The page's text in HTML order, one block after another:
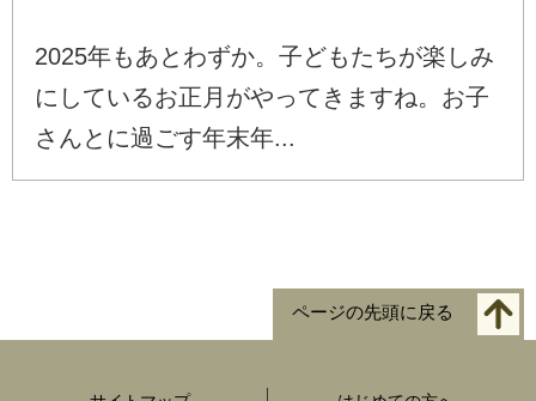
2025年もあとわずか。子どもたちが楽しみ
にしているお正月がやってきますね。お子
さんとに過ごす年末年...
ページの先頭に戻る